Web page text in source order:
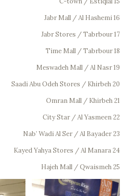
16 Jabr Mall / Al Hashemi
17 Jabr Stores / Tabrbour
18 Time Mall / Tabrbour
19 Meswadeh Mall / Al Nasr
20 Saadi Abu Odeh Stores / Khirbeh
21 Omran Mall / Khirbeh
22 City Star / Al Yasmeen
23 Nab’ Wadi Al Ser / Al Bayader
24 Kayed Yahya Stores / Al Manara
25 Hajeh Mall / Qwaismeh